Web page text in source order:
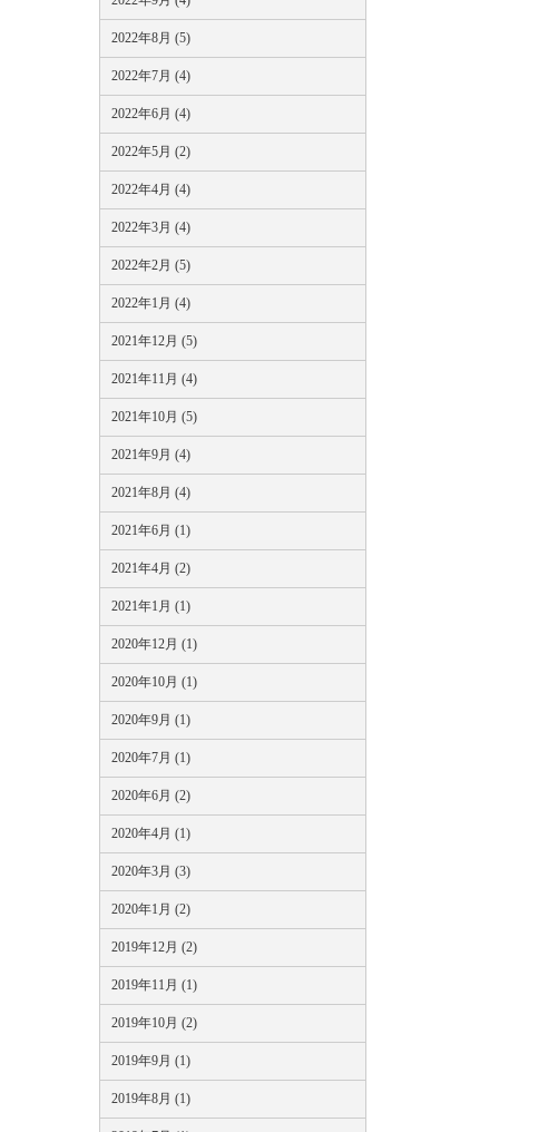
2022年8月 (5)
2022年7月 (4)
2022年6月 (4)
2022年5月 (2)
2022年4月 (4)
2022年3月 (4)
2022年2月 (5)
2022年1月 (4)
2021年12月 (5)
2021年11月 (4)
2021年10月 (5)
2021年9月 (4)
2021年8月 (4)
2021年6月 (1)
2021年4月 (2)
2021年1月 (1)
2020年12月 (1)
2020年10月 (1)
2020年9月 (1)
2020年7月 (1)
2020年6月 (2)
2020年4月 (1)
2020年3月 (3)
2020年1月 (2)
2019年12月 (2)
2019年11月 (1)
2019年10月 (2)
2019年9月 (1)
2019年8月 (1)